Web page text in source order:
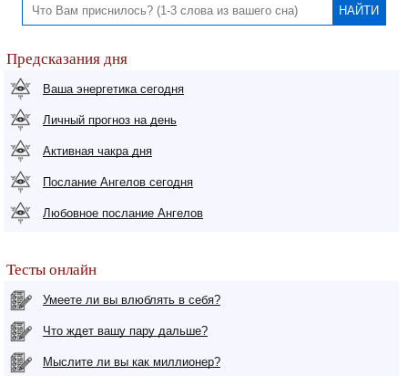
Предсказания дня
Ваша энергетика сегодня
Личный прогноз на день
Активная чакра дня
Послание Ангелов сегодня
Любовное послание Ангелов
Тесты онлайн
Умеете ли вы влюблять в себя?
Что ждет вашу пару дальше?
Мыслите ли вы как миллионер?